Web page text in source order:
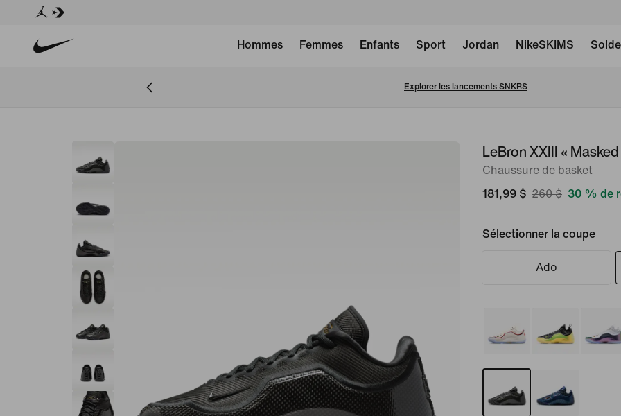
Hommes Femmes Enfants Sport Jordan NikeSKIMS
Soldes de la rentrée: 25% de rabais sur une sélection de nouveaux articles
image 1LeBron XXIII «
Chaussure de basket
181,99 $ 260 $ 30 % de
Sélectionner la coupe
Ado